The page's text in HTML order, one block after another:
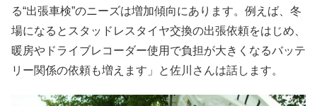
る“出張車検”のニーズは増加傾向にあります。例えば、冬
場になるとスタッドレスタイヤ交換の出張依頼をはじめ、
暖房やドライブレコーダー使用で負担が大きくなるバッテ
リー関係の依頼も増えます」と佐川さんは話します。